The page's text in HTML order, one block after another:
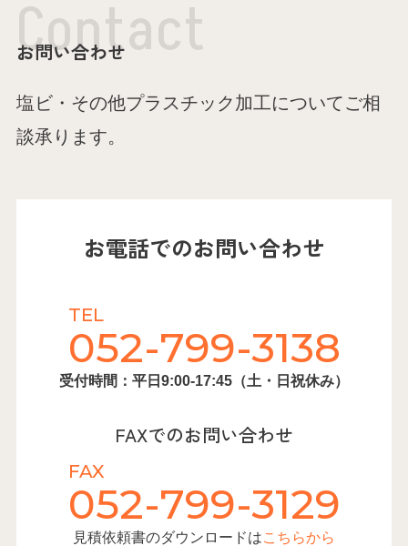
お問い合わせ
Contact
塩ビ・その他プラスチック加工についてご相
談承ります。
お電話でのお問い合わせ
TEL
052-799-3138
受付時間：平日9:00-17:45（土・日祝休み）
FAXでのお問い合わせ
FAX
052-799-3129
見積依頼書のダウンロードはこちらから